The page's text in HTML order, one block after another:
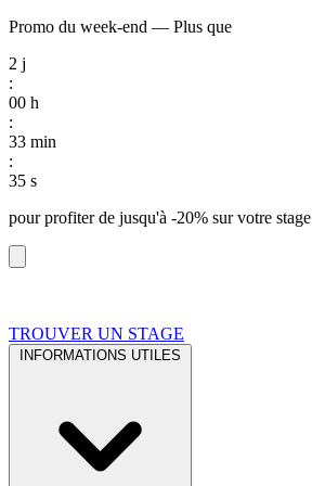
Promo du week-end — Plus que
2 j
:
00 h
:
33 min
:
34 s
pour profiter de jusqu'à -20% sur votre stage
TROUVER UN STAGE
INFORMATIONS UTILES